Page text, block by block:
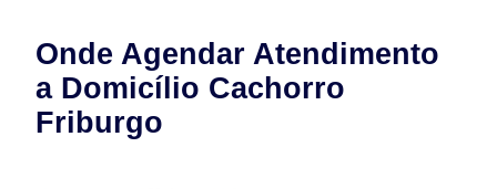
Onde Agendar Atendimento
a Domicílio Cachorro
Friburgo